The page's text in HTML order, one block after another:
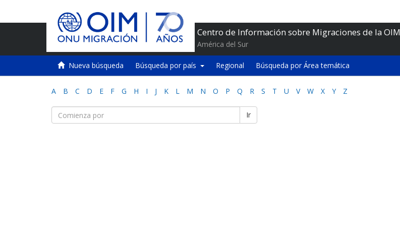
Centro de Información sobre Migraciones de la OIM
América del Sur
Nueva búsqueda Búsqueda por país Regional Búsqueda por Área temática
A B C D E F G H I J K L M N O P Q R S T U V W X Y Z
Ir